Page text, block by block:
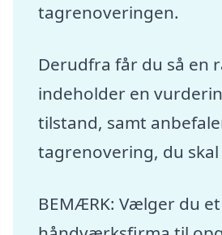
tagrenoveringen.
Derudfra får du så en
indeholder en
tilstand, samt
tagrenovering, du
BEMÆRK: Vælger du et